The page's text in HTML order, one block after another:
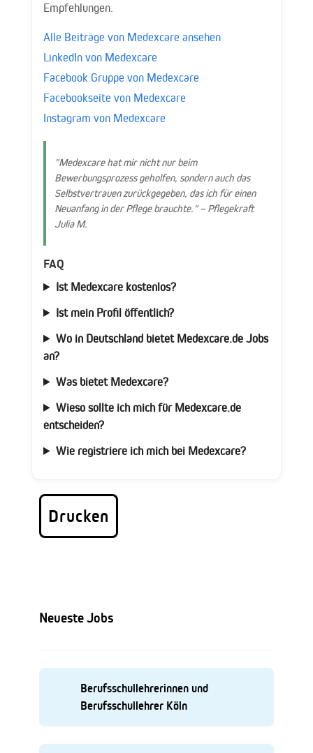
Empfehlungen.
Alle Beiträge von Medexcare ansehen
LinkedIn von Medexcare
Facebook Gruppe von Medexcare
Facebookseite von Medexcare
Instagram von Medexcare
"Medexcare hat mir nicht nur beim
Bewerbungsprozess geholfen, sondern auch das
Selbstvertrauen zurückgegeben, das ich für einen
Neuanfang in der Pflege brauchte." – Pflegekraft
Julia M.
FAQ
Ist Medexcare kostenlos?
Ist mein Profil öffentlich?
Wo in Deutschland bietet Medexcare.de Jobs
an?
Was bietet Medexcare?
Wieso sollte ich mich für Medexcare.de
entscheiden?
Wie registriere ich mich bei Medexcare?
Drucken
Neueste Jobs
Berufsschullehrerinnen und
Berufsschullehrer Köln